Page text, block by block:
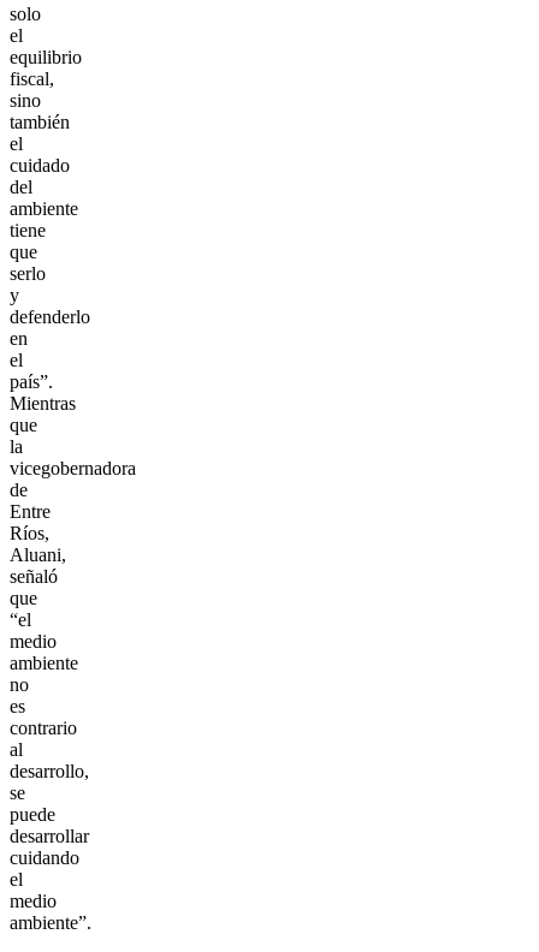
solo
el
equilibrio
fiscal,
sino
también
el
cuidado
del
ambiente
tiene
que
serlo
y
defenderlo
en
el
país”.
Mientras
que
la
vicegobernadora
de
Entre
Ríos,
Aluani,
señaló
que
“el
medio
ambiente
no
es
contrario
al
desarrollo,
se
puede
desarrollar
cuidando
el
medio
ambiente”.